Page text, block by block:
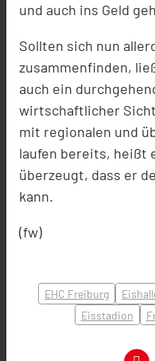
und auch ins Geld
Sollten sich nun
zusammenfinden,
auch ein
wirtschaftlicher
mit regionalen und
laufen bereits, heißt
überzeugt, dass er
kann.
(fw)
EHC Freiburg
Eisstadion